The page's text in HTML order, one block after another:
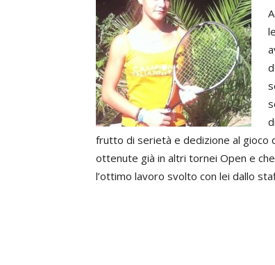
frutto di serietà e dedizione al gioco
ottenute già in altri tornei Open e
l’ottimo lavoro svolto con lei dallo